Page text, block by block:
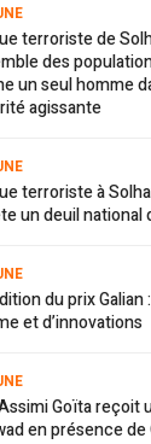
terroriste de
des
un seul homme
agissante
terroriste à
un deuil national
du prix Galian
et d’innovations
Goïta reçoit
en présence